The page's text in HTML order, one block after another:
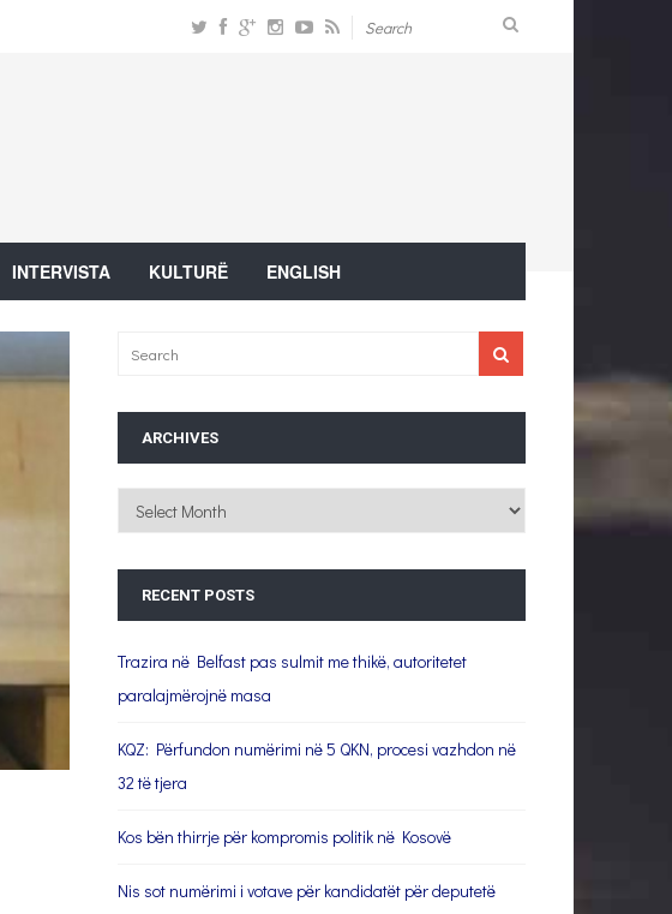
INTERVISTA KULTURË ENGLISH
ARCHIVES
Archives
RECENT POSTS
Trazira në Belfast pas sulmit me thikë, autoritetet
paralajmërojnë masa
KQZ: Përfundon numërimi në 5 QKN, procesi vazhdon në
32 të tjera
Kos bën thirrje për kompromis politik në Kosovë
Nis sot numërimi i votave për kandidatët për deputetë